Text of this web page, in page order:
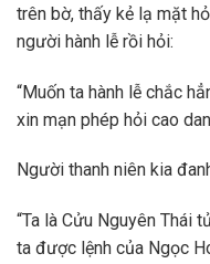
trên bờ, thấy kẻ lạ mặt
người hành lễ rồi hỏi:
“Muốn ta hành lễ chắc
xin mạn phép hỏi cao
Người thanh niên kia
“Ta là Cửu Nguyên Thái
ta được lệnh của Ngọc